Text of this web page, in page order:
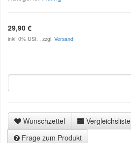
29,90 €
inkl. 0% USt. , zzgl. Versand
Wunschzettel
Vergleichsliste
Frage zum Produkt